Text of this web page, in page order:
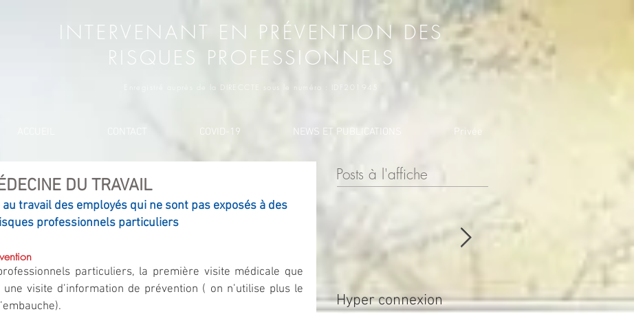
INTERVENANT EN PRÉVENTION DES
RISQUES PROFESSIONNELS
Enregistré auprès de la DIRECCTE sous le numéro : IDF201945
COVID-19 NEWS ET PUBLICATIONS Privée
DU TRAVAIL
travail des employés qui ne sont pas exposés à des
professionnels particuliers
particuliers, la première visite médicale que
visite d’information de prévention ( on n’utilise plus le
Posts à l'affiche
Hyper connexion
JOURNÉE POUR LA